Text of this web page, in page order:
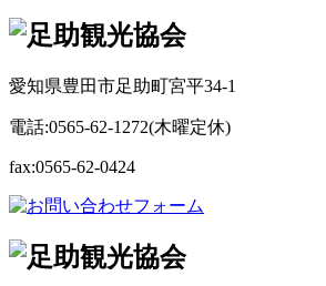
愛知県豊田市足助町宮平34-1
電話:0565-62-1272(木曜定休)
fax:0565-62-0424